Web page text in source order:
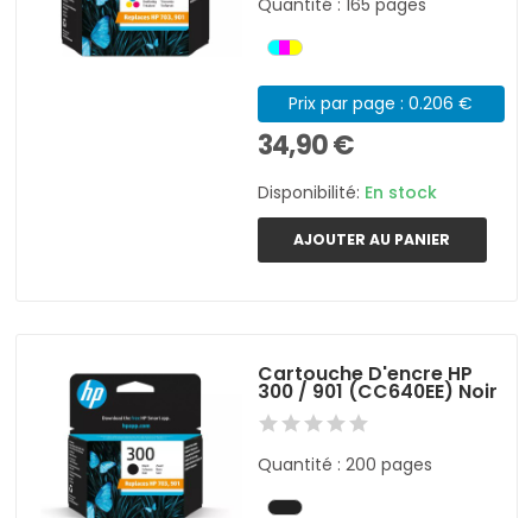
Prix par page : 0.206 €
34,90 €
Disponibilité: En stock
AJOUTER AU PANIER
Cartouche D'encre HP
300 / 901 (CC640EE) Noir
Quantité : 200 pages